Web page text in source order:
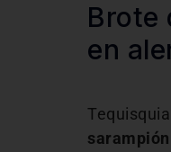
Brote
en
sarampión